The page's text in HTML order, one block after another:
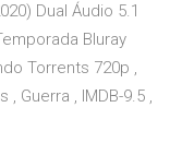
Dual Áudio 5.1
Bluray
Torrents 720p ,
, Guerra , IMDB-9.5 ,